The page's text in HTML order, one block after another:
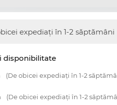
expediați în 1-2 săptămâni
disponibilitate
(De obicei expediați în 1-2
(De obicei expediați în 1-2